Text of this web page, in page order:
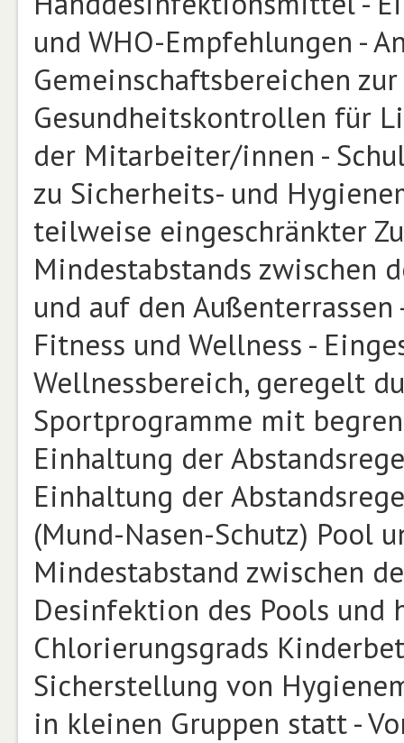
und WHO-Empfehlungen -
Gemeinschaftsbereichen
Gesundheitskontrollen für
der Mitarbeiter/innen -
zu Sicherheits- und
teilweise eingeschränkter
Mindestabstands zwischen
und auf den
Fitness und Wellness -
Wellnessbereich, geregelt
Sportprogramme mit
Einhaltung der
Einhaltung der
(Mund-Nasen-Schutz) Pool
Mindestabstand zwischen
Desinfektion des Pools und
Chlorierungsgrads
Sicherstellung von
in kleinen Gruppen statt -